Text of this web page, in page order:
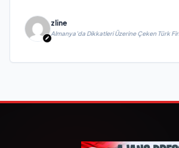
zline
Almanya’da Dikkatleri Üzerine Çeken Türk